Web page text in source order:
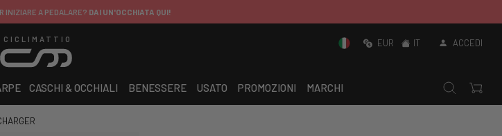
INIZIARE A PEDALARE? DAI UN'OCCHIATA QUI!
CICLIMATTIO EUR IT ACCEDI
CASCHI & OCCHIALI BENESSERE USATO PROMOZIONI MARCHI